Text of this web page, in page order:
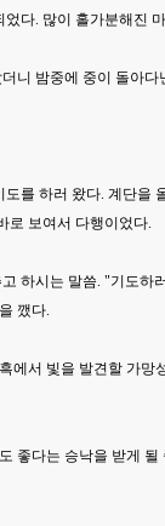
다. 많이 홀가분해진
니 밤중에 중이 돌아
를 하러 왔다. 계단을
로 보여서 다행이었다.
하시는 말씀. "기도
깼다.
에서 빛을 발견할 가
좋다는 승낙을 받게